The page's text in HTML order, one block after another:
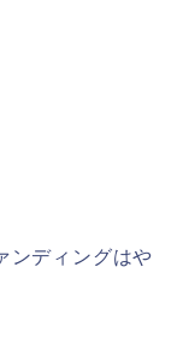
ンディングはや